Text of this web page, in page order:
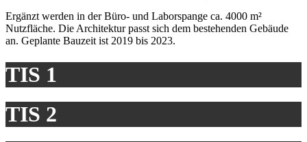
Ergänzt werden in der Büro- und Laborspange ca. 4000 m²
Nutzfläche. Die Architektur passt sich dem bestehenden Gebäude
an. Geplante Bauzeit ist 2019 bis 2023.
TIS 1
TIS 2